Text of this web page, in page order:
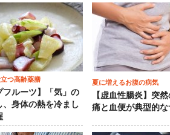
つ高齢薬膳
フルーツ】「気」の
、身体の熱を冷まし
夏に増えるお腹の病気
【虚血性腸炎】突
痛と血便が典型的